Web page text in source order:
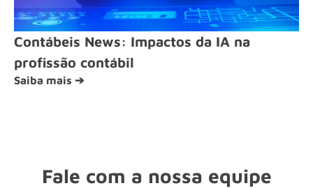
Contábeis News: Impactos da IA na
profissão contábil
Saiba mais ➔
Fale com a nossa equipe